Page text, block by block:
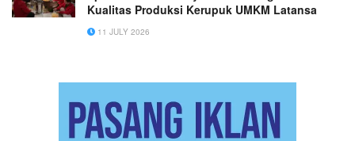
Kualitas Produksi Kerupuk UMKM Latansa
11 JULY 2026